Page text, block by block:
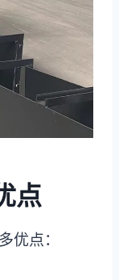
点
优点：